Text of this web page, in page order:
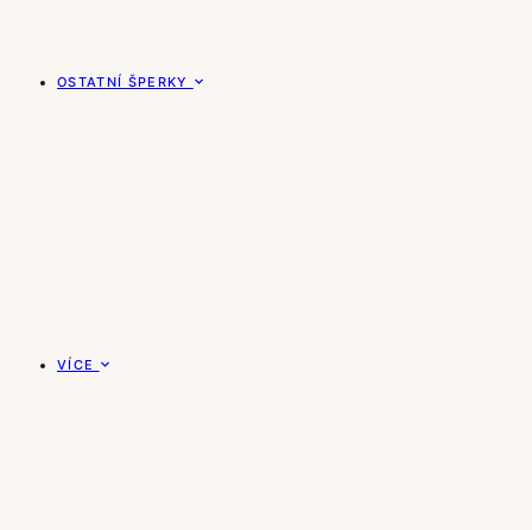
OSTATNÍ ŠPERKY
VÍCE